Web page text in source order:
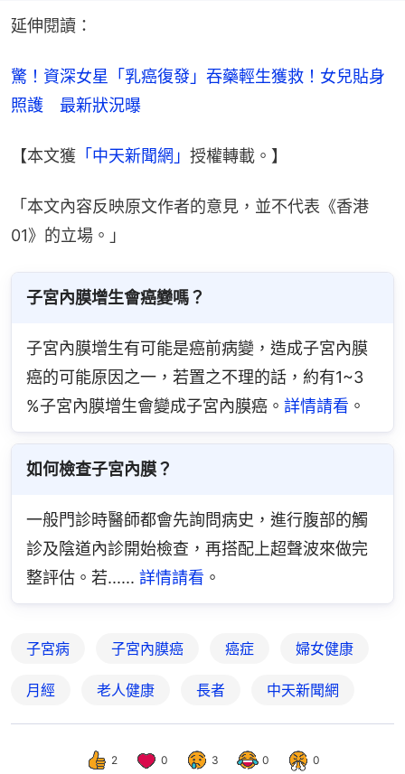
延伸閱讀：
驚！資深女星「乳癌復發」吞藥輕生獲救！女兒貼身
照護　最新狀況曝
【本文獲 「中天新聞網」 授權轉載。】
「本文內容反映原文作者的意見，並不代表《香港
01》的立場。」
子宮內膜增生會癌變嗎？
子宮內膜增生有可能是癌前病變，造成子宮內膜
癌的可能原因之一，若置之不理的話，約有1~3
%子宮內膜增生會變成子宮內膜癌。 詳情請看 。
如何檢查子宮內膜？
一般門診時醫師都會先詢問病史，進行腹部的觸
診及陰道內診開始檢查，再搭配上超聲波來做完
整評估。若...... 詳情請看 。
子宮病 子宮內膜癌 癌症 婦女健康
月經 老人健康 長者 中天新聞網
2 0 3 0 0